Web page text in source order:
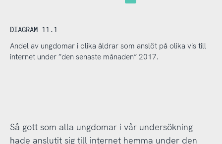
DIAGRAM 11.1
Andel av ungdomar i olika åldrar som anslöt på olika vis till
internet under ”den senaste månaden” 2017.
Så gott som alla ungdomar i vår undersökning
hade anslutit sig till internet hemma under den